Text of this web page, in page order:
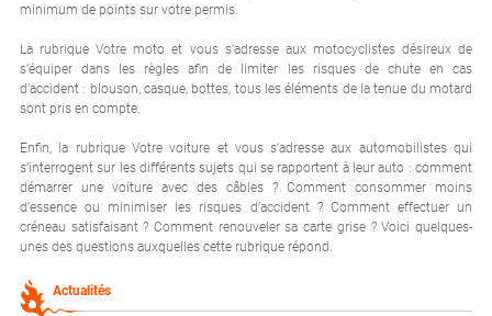
minimum de points sur votre permis.
La rubrique Votre moto et vous s’adresse aux motocyclistes désireux de
s’équiper dans les règles afin de limiter les risques de chute en cas
d’accident : blouson, casque, bottes, tous les éléments de la tenue du motard
sont pris en compte.
Enfin, la rubrique Votre voiture et vous s’adresse aux automobilistes qui
s’interrogent sur les différents sujets qui se rapportent à leur auto : comment
démarrer une voiture avec des câbles ? Comment consommer moins
d’essence ou minimiser les risques d’accident ? Comment effectuer un
créneau satisfaisant ? Comment renouveler sa carte grise ? Voici quelques-
unes des questions auxquelles cette rubrique répond.
Actualités